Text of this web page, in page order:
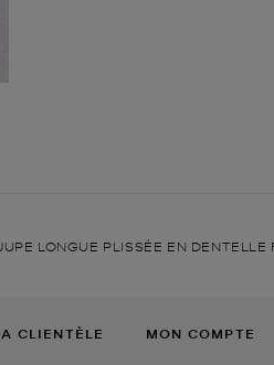
LONGUE PLISSÉE EN DENTELLE
CLIENTÈLE MON COMPTE